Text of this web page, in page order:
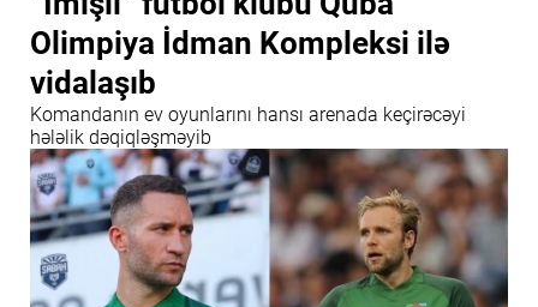
Olimpiya İdman Kompleksi ilə
vidalaşıb
Komandanın ev oyunlarını hansı arenada keçirəcəyi
hələlik dəqiqləşməyib